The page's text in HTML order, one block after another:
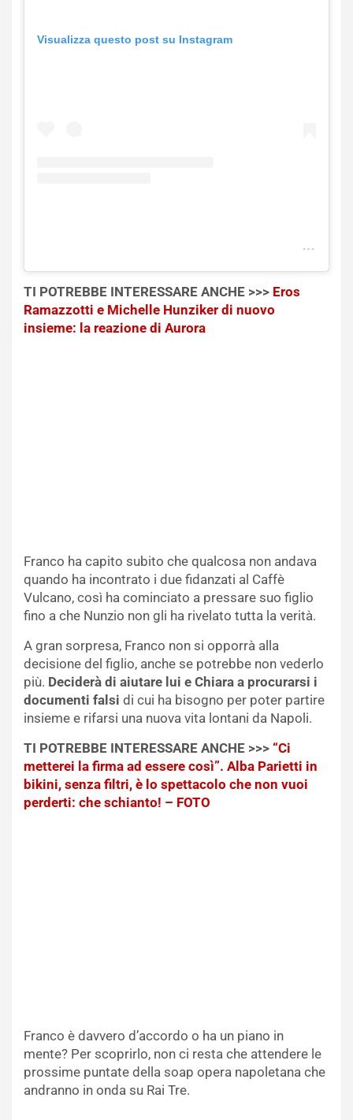
Visualizza questo post su Instagram
TI POTREBBE INTERESSARE ANCHE >>> Eros
Ramazzotti e Michelle Hunziker di nuovo
insieme: la reazione di Aurora
Franco ha capito subito che qualcosa non andava
quando ha incontrato i due fidanzati al Caffè
Vulcano, così ha cominciato a pressare suo figlio
fino a che Nunzio non gli ha rivelato tutta la verità.
A gran sorpresa, Franco non si opporrà alla
decisione del figlio, anche se potrebbe non vederlo
più. Deciderà di aiutare lui e Chiara a procurarsi i
documenti falsi di cui ha bisogno per poter partire
insieme e rifarsi una nuova vita lontani da Napoli.
TI POTREBBE INTERESSARE ANCHE >>> “Ci
metterei la firma ad essere così”. Alba Parietti in
bikini, senza filtri, è lo spettacolo che non vuoi
perderti: che schianto! – FOTO
Franco è davvero d’accordo o ha un piano in
mente? Per scoprirlo, non ci resta che attendere le
prossime puntate della soap opera napoletana che
andranno in onda su Rai Tre.